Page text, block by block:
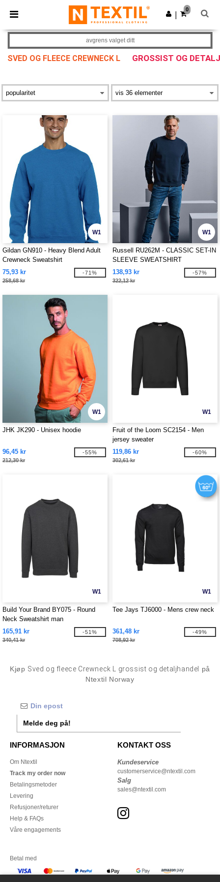
× Ntextil-app
Bedre priser i appen!
Last ned app
0
SVED OG FLEECE CREWNECK L GROSSIST OG
avgrens valget ditt
W1
Gildan GN910 - Heavy Blend Adult
Crewneck Sweatshirt
75,93 kr
258,68 kr
-71%
W1
Russell RU262M - CLASSIC SET-IN
SLEEVE SWEATSHIRT
138,93 kr
322,12 kr
-57%
W1
JHK JK290 - Unisex hoodie
96,45 kr
212,30 kr
-55%
W1
Fruit of the Loom SC2154 - Men
jersey sweater
119,86 kr
302,61 kr
-60%
W1
Build Your Brand BY075 - Round
Neck Sweatshirt man
165,91 kr
340,41 kr
-51%
W1
Tee Jays TJ6000 - Mens crew neck
361,48 kr
708,92 kr
-49%
Kjøp Sved og fleece Crewneck L grossist og detaljhandel
på
Ntextil Norway
Melde deg på!
INFORMASJON
Om Ntextil
Track my order now
Betalingsmetoder
Levering
Refusjoner/returer
Help & FAQs
Våre engagements
KONTAKT OSS
Kundeservice
customerservice@ntextil.com
Salg
sales@ntextil.com
Betal med